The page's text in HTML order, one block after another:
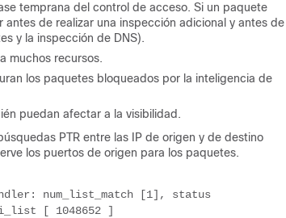
temprana del control de acceso. Si un paquete
de realizar una inspección adicional y antes de
y la inspección de DNS).
muchos recursos.
los paquetes bloqueados por la inteligencia de
puedan afectar a la visibilidad.
PTR entre las IP de origen y de destino
los puertos de origen para los paquetes.
num_list_match [1], status
si_list [ 1048652 ]